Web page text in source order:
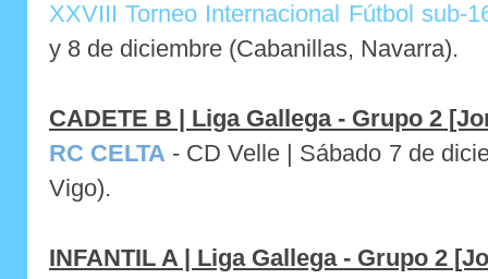
XXVIII Torneo Internacional Fútbol sub-
y 8 de diciembre (Cabanillas, Navarra).
CADETE B | Liga Gallega - Grupo 2
RC CELTA - CD Velle | Sábado 7 de
Vigo).
INFANTIL A | Liga Gallega - Grupo 2